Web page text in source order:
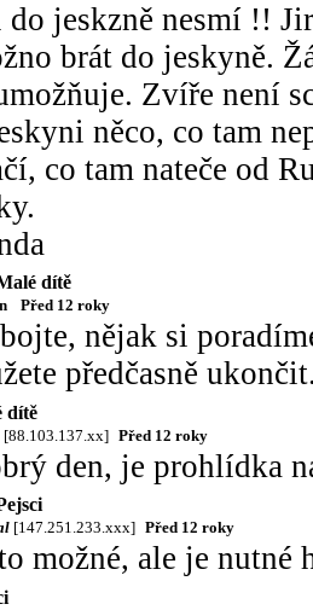
do jeskzně nesmí !!
brát do jeskyně.
Zvíře není
něco, co tam
co tam nateče od
dítě
Před 12 roky
nějak si
předčasně
dítě
[88.103.137.xx] Před 12 roky
den, je prohlídka
[147.251.233.xxx] Před 12 roky
možné, ale je